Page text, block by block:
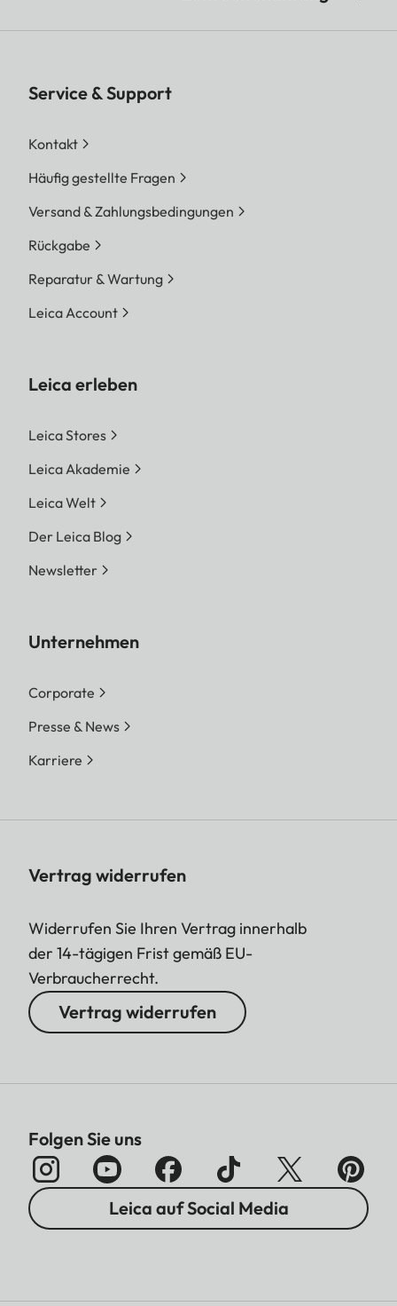
Service & Support
Kontakt
Häufig gestellte Fragen
Versand & Zahlungsbedingungen
Rückgabe
Reparatur & Wartung
Leica Account
Leica erleben
Leica Stores
Leica Akademie
Leica Welt
Der Leica Blog
Newsletter
Unternehmen
Corporate
Presse & News
Karriere
Vertrag widerrufen
Widerrufen Sie Ihren Vertrag innerhalb
der 14-tägigen Frist gemäß EU-
Verbraucherrecht.
Vertrag widerrufen
Folgen Sie uns
Leica auf Social Media